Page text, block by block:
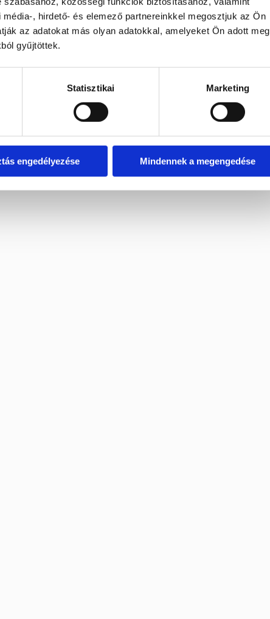
, hirdető- és elemező partnereinkkel megosztjuk az Ön
az adatokat más olyan adatokkal, amelyeket Ön adott meg
gyűjtöttek.
Statisztikai Marketing
engedélyezése Mindennek a megengedése